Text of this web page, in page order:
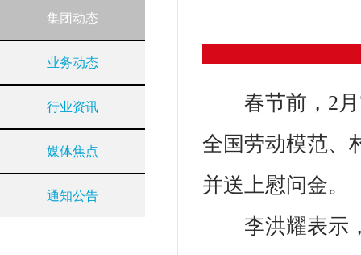
集团动态
业务动态
行业资讯
媒体焦点
通知公告
春节前，2
全国劳动模范、
并送上慰问金。
李洪耀表示